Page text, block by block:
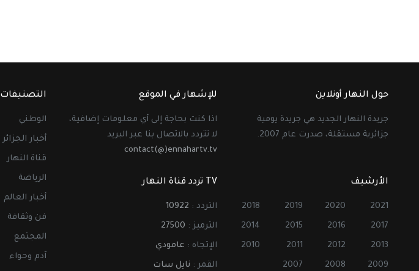
حول النهار أونلاين
جريدة النهار الجديد هي جريدة يومية
جزائرية مستقلة، صدرت عام 2007.
للإشهار في الموقع
اذا كنت بحاجة إلى أي معلومات إضافية،
لا تتردد بالاتصال بنا عبر البريد
contact(@)ennahartv.tv
الأرشيف
2021
2020
2019
2018
2017
2016
2015
2014
2013
2012
2011
2010
2009
2008
2007
TV تردد قناة النهار
التردد : 10922
الترميز : 27500
الإتجاه : عامودي
القمر : نايل سات
التصنيفات
الوطني
أخبار الجزائر
قناة النهار
الرياضة
أخبار العالم
فن وثقافة
المجتمع
آدم وحواء